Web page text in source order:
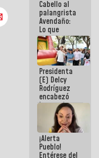
del Sistema
Eléctrico
Nacional
Cabello al
palangrista
Avendaño:
Lo que
vayas a
escribir
hazlo hoy
por que no
sabemos si
la semana
que viene
hay
programa
Presidenta
(E) Delcy
Rodríguez
encabezó
lanzamiento
del Plan
Nacional de
Recreación
Vacacional
¡Alerta
Pueblo!
Entérese del